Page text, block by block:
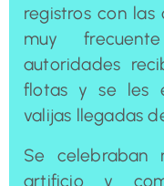
registros con
muy
autoridades
flotas y se les
valijas llegadas
Se celebraban
artificio y